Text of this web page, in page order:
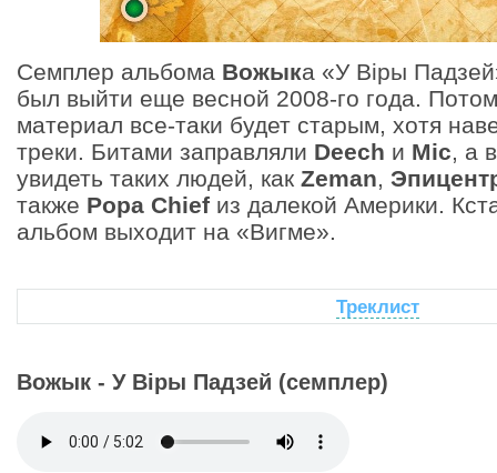
Семплер альбома Вожыка «У Вiры
был выйти еще весной 2008-го года.
материал все-таки будет старым, хотя
треки. Битами заправляли Deech и Mic, а
увидеть таких людей, как Zeman,
также Popa Chief из далекой Америки.
альбом выходит на «Вигме».
Треклист
Вожык - У Вiры Падзей (семплер)